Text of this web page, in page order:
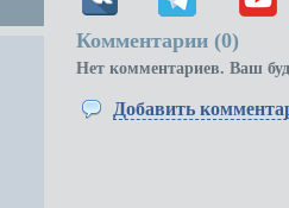
Комментарии (0)
Нет комментариев. Ваш
Добавить